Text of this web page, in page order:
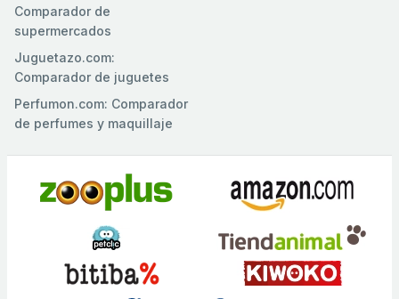
Comparador de
supermercados
Juguetazo.com:
Comparador de juguetes
Perfumon.com: Comparador
de perfumes y maquillaje